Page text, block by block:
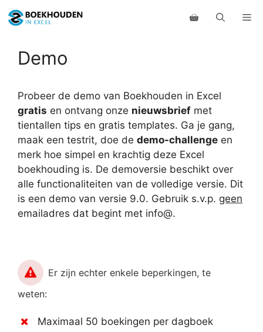
naar
inhoudDemo
Probeer de demo van Boekhouden in Excel
gratis en ontvang onze nieuwsbrief met
tientallen tips en gratis templates. Ga je gang,
maak een testrit, doe de demo-challenge en
merk hoe simpel en krachtig deze Excel
boekhouding is. De demoversie beschikt over
alle functionaliteiten van de volledige versie. Dit
is een demo van versie 9.0. Gebruik s.v.p. geen
emailadres dat begint met info@.
Er zijn echter enkele beperkingen, te
weten:
Maximaal 50 boekingen per dagboek